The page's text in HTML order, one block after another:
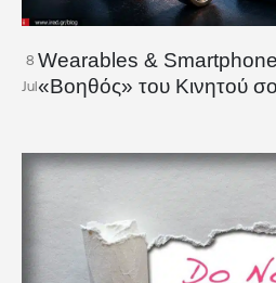
8
Jul
Wearables &
«Βοηθός» του Κινητού